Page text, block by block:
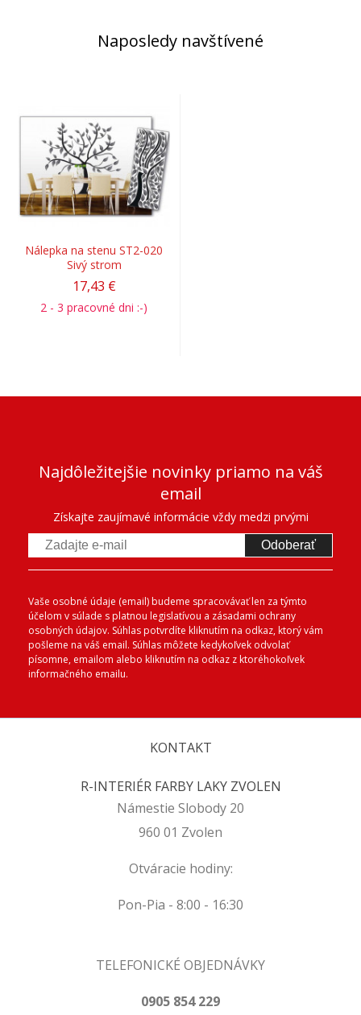
Naposledy navštívené
Nálepka na stenu ST2-020
Sivý strom
17,43 €
2 - 3 pracovné dni :-)
Najdôležitejšie novinky priamo na váš
email
Získajte zaujímavé informácie vždy medzi prvými
Odoberať
Vaše osobné údaje (email) budeme spracovávať len za týmto
účelom v súlade s platnou legislatívou a zásadami ochrany
osobných údajov. Súhlas potvrdíte kliknutím na odkaz, ktorý vám
pošleme na váš email. Súhlas môžete kedykoľvek odvolať
písomne, emailom alebo kliknutím na odkaz z ktoréhokoľvek
informačného emailu.
KONTAKT
R-INTERIÉR FARBY LAKY ZVOLEN
Námestie Slobody 20
960 01 Zvolen
Otváracie hodiny:
Pon-Pia - 8:00 - 16:30
TELEFONICKÉ OBJEDNÁVKY
0905 854 229